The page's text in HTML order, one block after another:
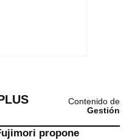
Contenido de
Gestión
propone